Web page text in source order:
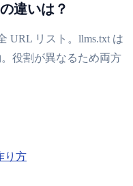
違いは？
URL リスト。llms.txt は
役割が異なるため両方
り方